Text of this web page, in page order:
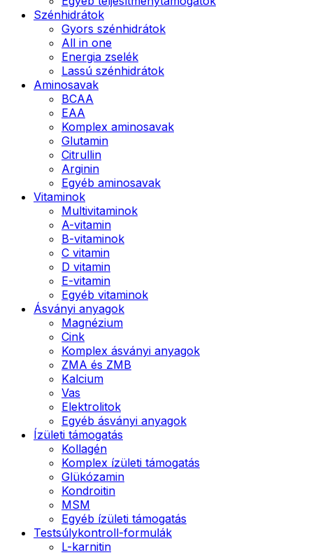
Szénhidrátok
Gyors szénhidrátok
All in one
Energia zselék
Lassú szénhidrátok
Aminosavak
BCAA
EAA
Komplex aminosavak
Glutamin
Citrullin
Arginin
Egyéb aminosavak
Vitaminok
Multivitaminok
A-vitamin
B-vitaminok
C vitamin
D vitamin
E-vitamin
Egyéb vitaminok
Ásványi anyagok
Magnézium
Cink
Komplex ásványi anyagok
ZMA és ZMB
Kalcium
Vas
Elektrolitok
Egyéb ásványi anyagok
Ízületi támogatás
Kollagén
Komplex ízületi támogatás
Glükózamin
Kondroitin
MSM
Egyéb ízületi támogatás
Testsúlykontroll-formulák
L-karnitin